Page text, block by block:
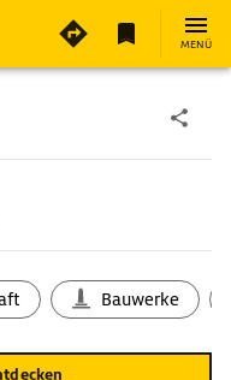
MENÜ
Bauwerke